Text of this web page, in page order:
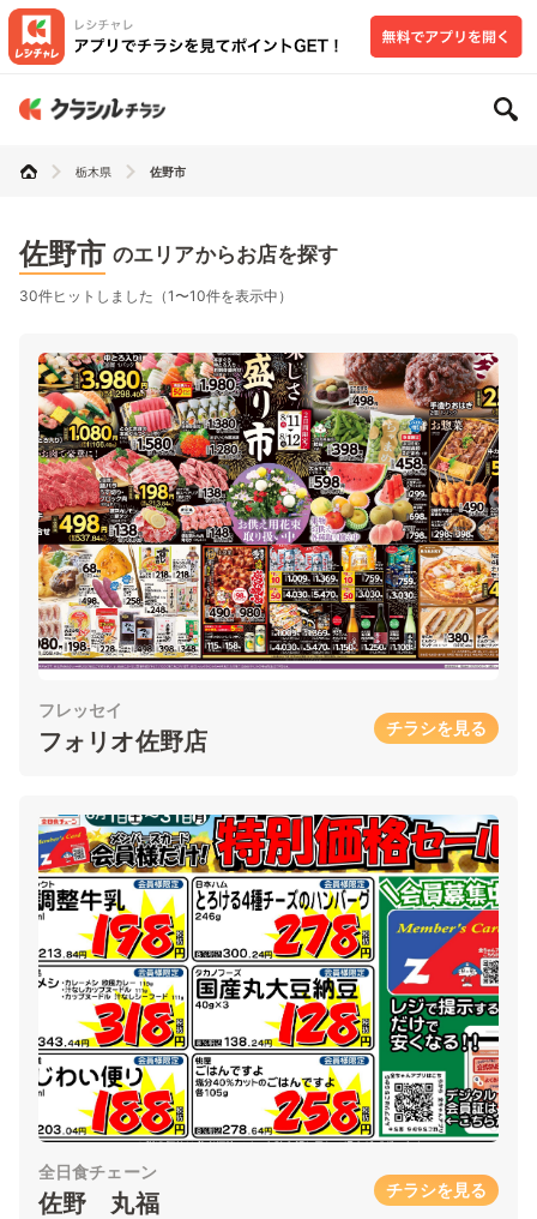
栃木県 佐野市
佐野市 のエリアからお店を探す
30件ヒットしました（1〜10件を表示中）
フレッセイ
フォリオ佐野店 チラシを見る
全日食チェーン
佐野 丸福 チラシを見る